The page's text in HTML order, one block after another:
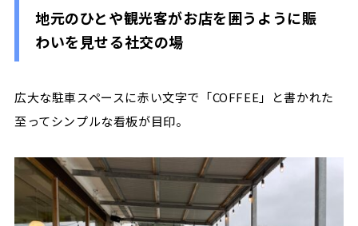
地元のひとや観光客がお店を囲うように賑
わいを見せる社交の場
広大な駐車スペースに赤い文字で「COFFEE」と書かれた
至ってシンプルな看板が目印。